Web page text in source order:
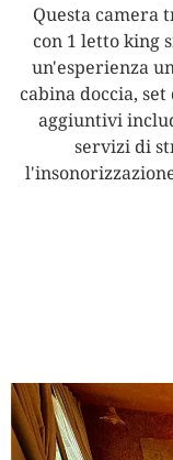
Questa camera
con 1 letto king
un'esperienza
cabina doccia,
aggiuntivi
servizi di